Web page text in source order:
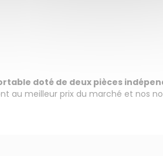
doté de deux pièces
au meilleur prix du marché et nos